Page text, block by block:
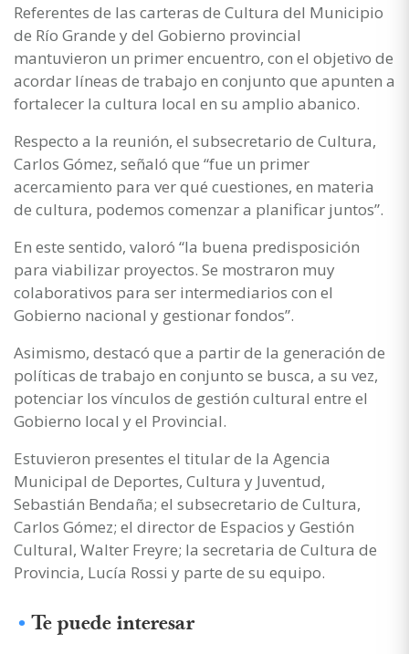
Referentes de las carteras de Cultura del Municipio
de Río Grande y del Gobierno provincial
mantuvieron un primer encuentro, con el objetivo de
acordar líneas de trabajo en conjunto que apunten a
fortalecer la cultura local en su amplio abanico.
Respecto a la reunión, el subsecretario de Cultura,
Carlos Gómez, señaló que “fue un primer
acercamiento para ver qué cuestiones, en materia
de cultura, podemos comenzar a planificar juntos”.
En este sentido, valoró “la buena predisposición
para viabilizar proyectos. Se mostraron muy
colaborativos para ser intermediarios con el
Gobierno nacional y gestionar fondos”.
Asimismo, destacó que a partir de la generación de
políticas de trabajo en conjunto se busca, a su vez,
potenciar los vínculos de gestión cultural entre el
Gobierno local y el Provincial.
Estuvieron presentes el titular de la Agencia
Municipal de Deportes, Cultura y Juventud,
Sebastián Bendaña; el subsecretario de Cultura,
Carlos Gómez; el director de Espacios y Gestión
Cultural, Walter Freyre; la secretaria de Cultura de
Provincia, Lucía Rossi y parte de su equipo.
Te puede interesar